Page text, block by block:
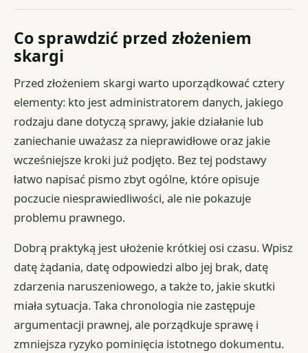
Co sprawdzić przed złożeniem
skargi
Przed złożeniem skargi warto uporządkować cztery
elementy: kto jest administratorem danych, jakiego
rodzaju dane dotyczą sprawy, jakie działanie lub
zaniechanie uważasz za nieprawidłowe oraz jakie
wcześniejsze kroki już podjęto. Bez tej podstawy
łatwo napisać pismo zbyt ogólne, które opisuje
poczucie niesprawiedliwości, ale nie pokazuje
problemu prawnego.
Dobrą praktyką jest ułożenie krótkiej osi czasu. Wpisz
datę żądania, datę odpowiedzi albo jej brak, datę
zdarzenia naruszeniowego, a także to, jakie skutki
miała sytuacja. Taka chronologia nie zastępuje
argumentacji prawnej, ale porządkuje sprawę i
zmniejsza ryzyko pominięcia istotnego dokumentu.